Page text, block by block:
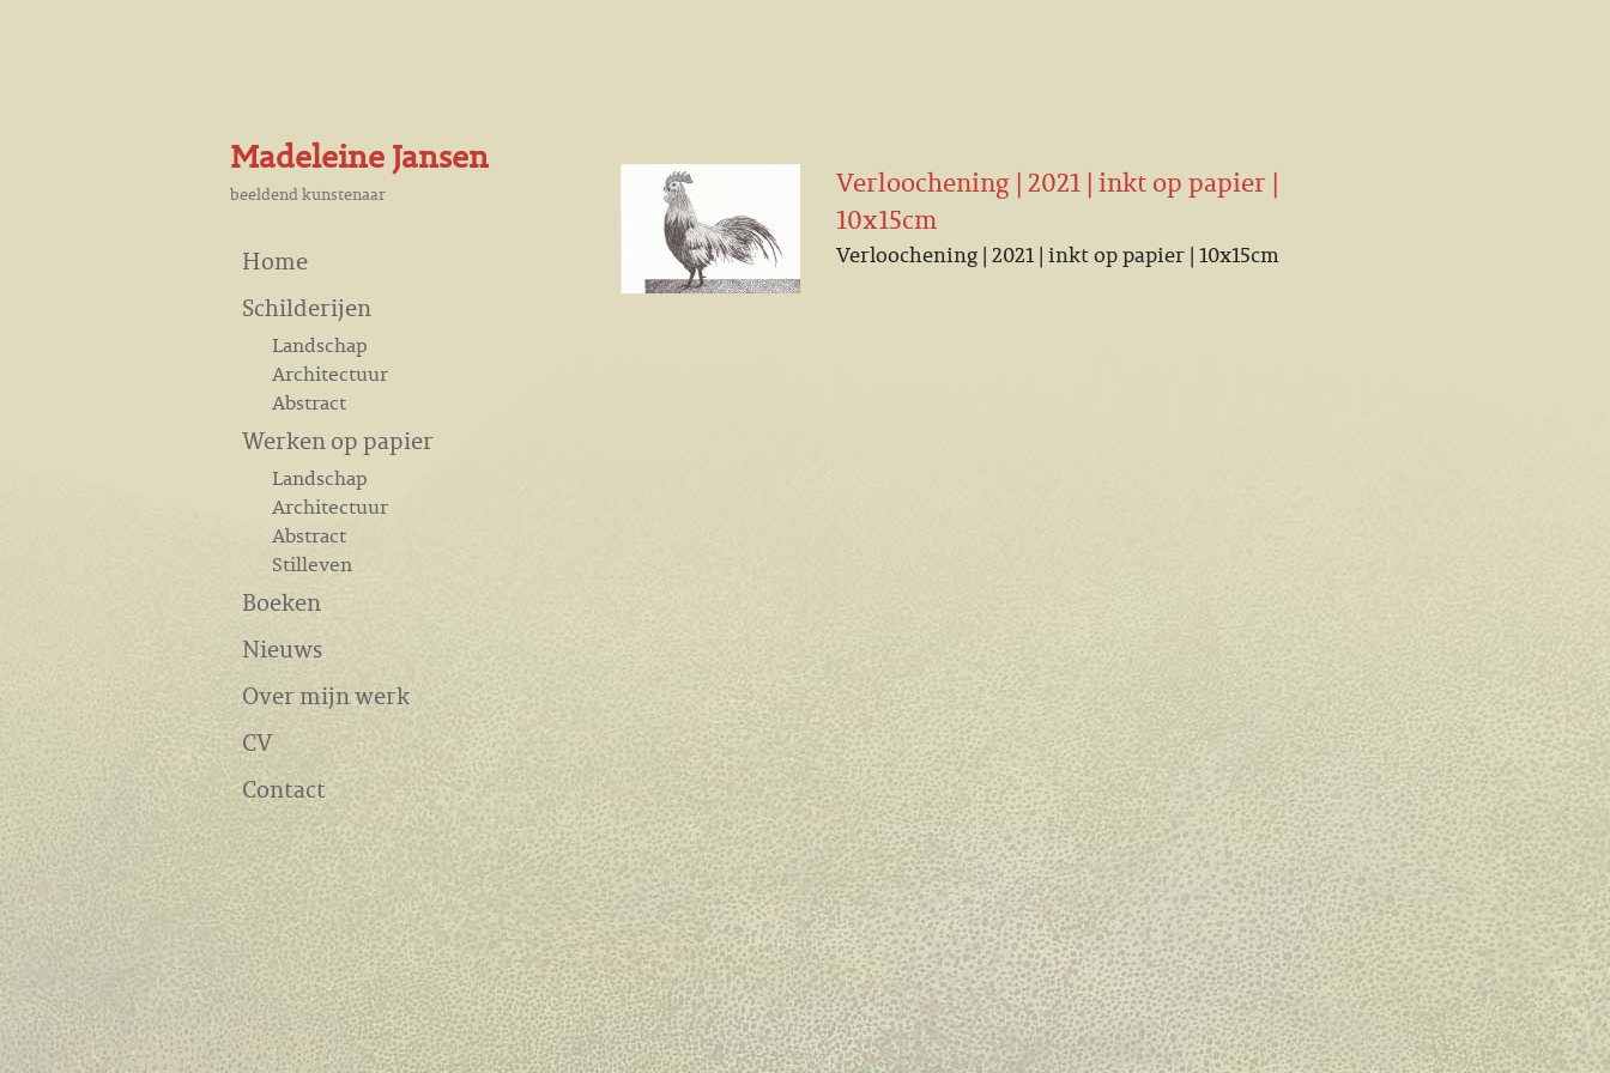
Verloochening | 2021 | inkt op papier |
10x15cm
Verloochening | 2021 | inkt op papier | 10x15cm
Madeleine Jansen
beeldend kunstenaar
Home
Schilderijen
Landschap
Architectuur
Abstract
Werken op papier
Landschap
Architectuur
Abstract
Stilleven
Boeken
Nieuws
Over mijn werk
CV
Contact